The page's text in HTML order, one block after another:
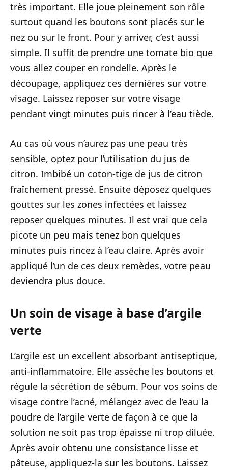
très important. Elle joue pleinement son rôle
surtout quand les boutons sont placés sur le
nez ou sur le front. Pour y arriver, c’est aussi
simple. Il suffit de prendre une tomate bio que
vous allez couper en rondelle. Après le
découpage, appliquez ces dernières sur votre
visage. Laissez reposer sur votre visage
pendant vingt minutes puis rincer à l’eau tiède.
Au cas où vous n’aurez pas une peau très
sensible, optez pour l’utilisation du jus de
citron. Imbibé un coton-tige de jus de citron
fraîchement pressé. Ensuite déposez quelques
gouttes sur les zones infectées et laissez
reposer quelques minutes. Il est vrai que cela
picote un peu mais tenez bon quelques
minutes puis rincez à l’eau claire. Après avoir
appliqué l’un de ces deux remèdes, votre peau
deviendra plus douce.
Un soin de visage à base d’argile
verte
L’argile est un excellent absorbant antiseptique,
anti-inflammatoire. Elle assèche les boutons et
régule la sécrétion de sébum. Pour vos soins de
visage contre l’acné, mélangez avec de l’eau la
poudre de l’argile verte de façon à ce que la
solution ne soit pas trop épaisse ni trop diluée.
Après avoir obtenu une consistance lisse et
pâteuse, appliquez-la sur les boutons. Laissez